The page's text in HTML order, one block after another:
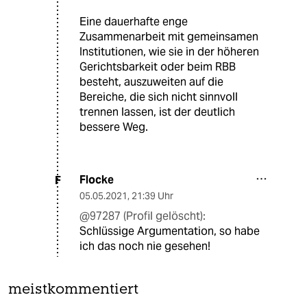
Eine dauerhafte enge
Zusammenarbeit mit gemeinsamen
Institutionen, wie sie in der höheren
Gerichtsbarkeit oder beim RBB
besteht, auszuweiten auf die
Bereiche, die sich nicht sinnvoll
trennen lassen, ist der deutlich
bessere Weg.
F Flocke
05.05.2021, 21:39 Uhr
@97287 (Profil gelöscht):
Schlüssige Argumentation, so habe
ich das noch nie gesehen!
meistkommentiert